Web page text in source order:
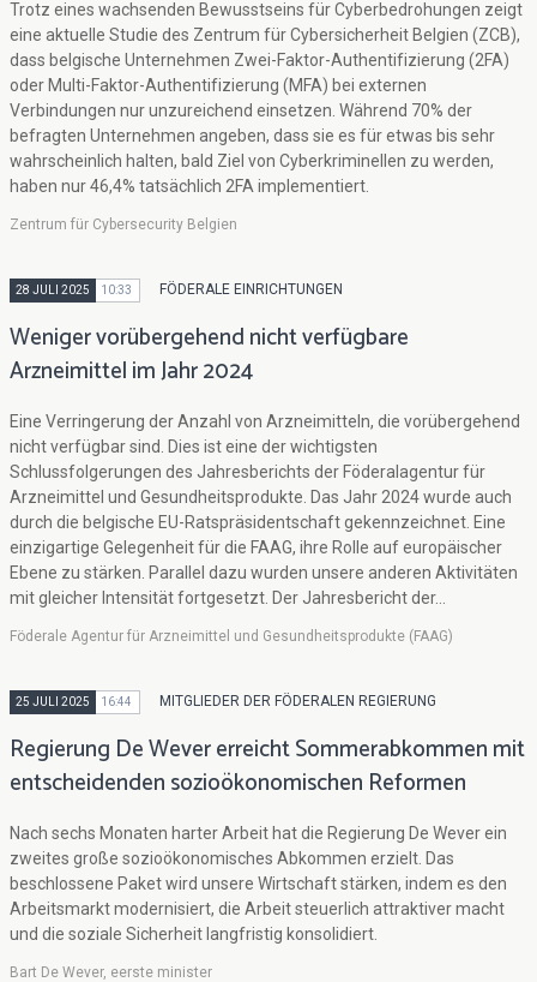
Trotz eines wachsenden Bewusstseins für Cyberbedrohungen zeigt
eine aktuelle Studie des Zentrum für Cybersicherheit Belgien (ZCB),
dass belgische Unternehmen Zwei-Faktor-Authentifizierung (2FA)
oder Multi-Faktor-Authentifizierung (MFA) bei externen
Verbindungen nur unzureichend einsetzen. Während 70% der
befragten Unternehmen angeben, dass sie es für etwas bis sehr
wahrscheinlich halten, bald Ziel von Cyberkriminellen zu werden,
haben nur 46,4% tatsächlich 2FA implementiert.
Zentrum für Cybersecurity Belgien
28 JULI 2025 10:33 FÖDERALE EINRICHTUNGEN
Weniger vorübergehend nicht verfügbare
Arzneimittel im Jahr 2024
Eine Verringerung der Anzahl von Arzneimitteln, die vorübergehend
nicht verfügbar sind. Dies ist eine der wichtigsten
Schlussfolgerungen des Jahresberichts der Föderalagentur für
Arzneimittel und Gesundheitsprodukte. Das Jahr 2024 wurde auch
durch die belgische EU-Ratspräsidentschaft gekennzeichnet. Eine
einzigartige Gelegenheit für die FAAG, ihre Rolle auf europäischer
Ebene zu stärken. Parallel dazu wurden unsere anderen Aktivitäten
mit gleicher Intensität fortgesetzt. Der Jahresbericht der...
Föderale Agentur für Arzneimittel und Gesundheitsprodukte (FAAG)
25 JULI 2025 16:44 MITGLIEDER DER FÖDERALEN REGIERUNG
Regierung De Wever erreicht Sommerabkommen mit
entscheidenden sozioökonomischen Reformen
Nach sechs Monaten harter Arbeit hat die Regierung De Wever ein
zweites große sozioökonomisches Abkommen erzielt. Das
beschlossene Paket wird unsere Wirtschaft stärken, indem es den
Arbeitsmarkt modernisiert, die Arbeit steuerlich attraktiver macht
und die soziale Sicherheit langfristig konsolidiert.
Bart De Wever, eerste minister